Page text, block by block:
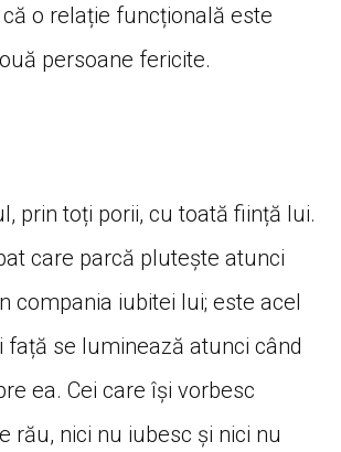
o relație funcțională este
persoane fericite.
prin toți porii, cu toată ființă lui.
care parcă plutește atunci
compania iubitei lui; este acel
față se luminează atunci când
ea. Cei care își vorbesc
rău, nici nu iubesc și nici nu